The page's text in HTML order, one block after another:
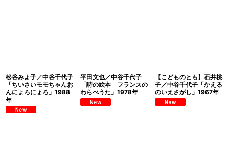
松谷みよ子／中谷千代子
「ちいさいモモちゃんお
んにょろにょろ」1988
年
平田文也／中谷千代子
「詩の絵本 フランスの
わらべうた」1978年
【こどものとも】石井桃
子／中谷千代子「かえる
のいえさがし」1967年